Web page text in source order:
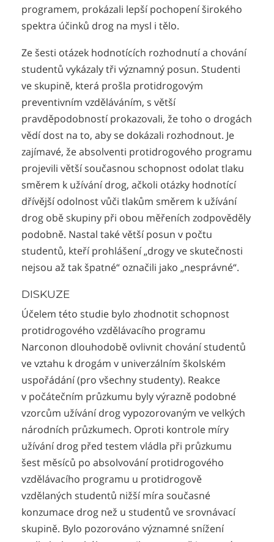
programem, prokázali lepší pochopení širokého
spektra účinků drog na mysl i tělo.
Ze šesti otázek hodnotících rozhodnutí a chování
studentů vykázaly tři významný posun. Studenti
ve skupině, která prošla protidrogovým
preventivním vzděláváním, s větší
pravděpodobností prokazovali, že toho o drogách
vědí dost na to, aby se dokázali rozhodnout. Je
zajímavé, že absolventi protidrogového programu
projevili větší současnou schopnost odolat tlaku
směrem k užívání drog, ačkoli otázky hodnotící
dřívější odolnost vůči tlakům směrem k užívání
drog obě skupiny při obou měřeních zodpověděly
podobně. Nastal také větší posun v počtu
studentů, kteří prohlášení „drogy ve skutečnosti
nejsou až tak špatné“ označili jako „nesprávné“.
DISKUZE
Účelem této studie bylo zhodnotit schopnost
protidrogového vzdělávacího programu
Narconon dlouhodobě ovlivnit chování studentů
ve vztahu k drogám v univerzálním školském
uspořádání (pro všechny studenty). Reakce
v počátečním průzkumu byly výrazně podobné
vzorcům užívání drog vypozorovaným ve velkých
národních průzkumech. Oproti kontrole míry
užívání drog před testem vládla při průzkumu
šest měsíců po absolvování protidrogového
vzdělávacího programu u protidrogově
vzdělaných studentů nižší míra současné
konzumace drog než u studentů ve srovnávací
skupině. Bylo pozorováno významné snížení